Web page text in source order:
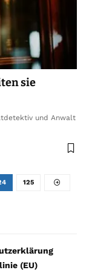
sie
und Anwalt
125
(EU)